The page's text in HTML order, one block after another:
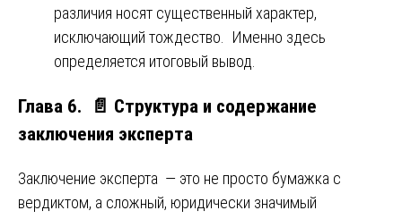
различия носят существенный характер,
исключающий тождество. Именно здесь
определяется итоговый вывод.
Глава 6. 📄 Структура и содержание
заключения эксперта
Заключение эксперта — это не просто бумажка с
вердиктом, а сложный, юридически значимый